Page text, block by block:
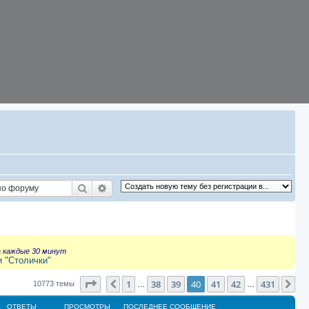
Поиск Расширенный поиск
каждые 30 минут
"Столички"
10773 темы Страница 40из 431
Пред.
1 38 39 40 41 42 431
ОТВЕТЫ ПРОСМОТРЫ ПОСЛЕДНЕЕ СООБЩЕНИЕ